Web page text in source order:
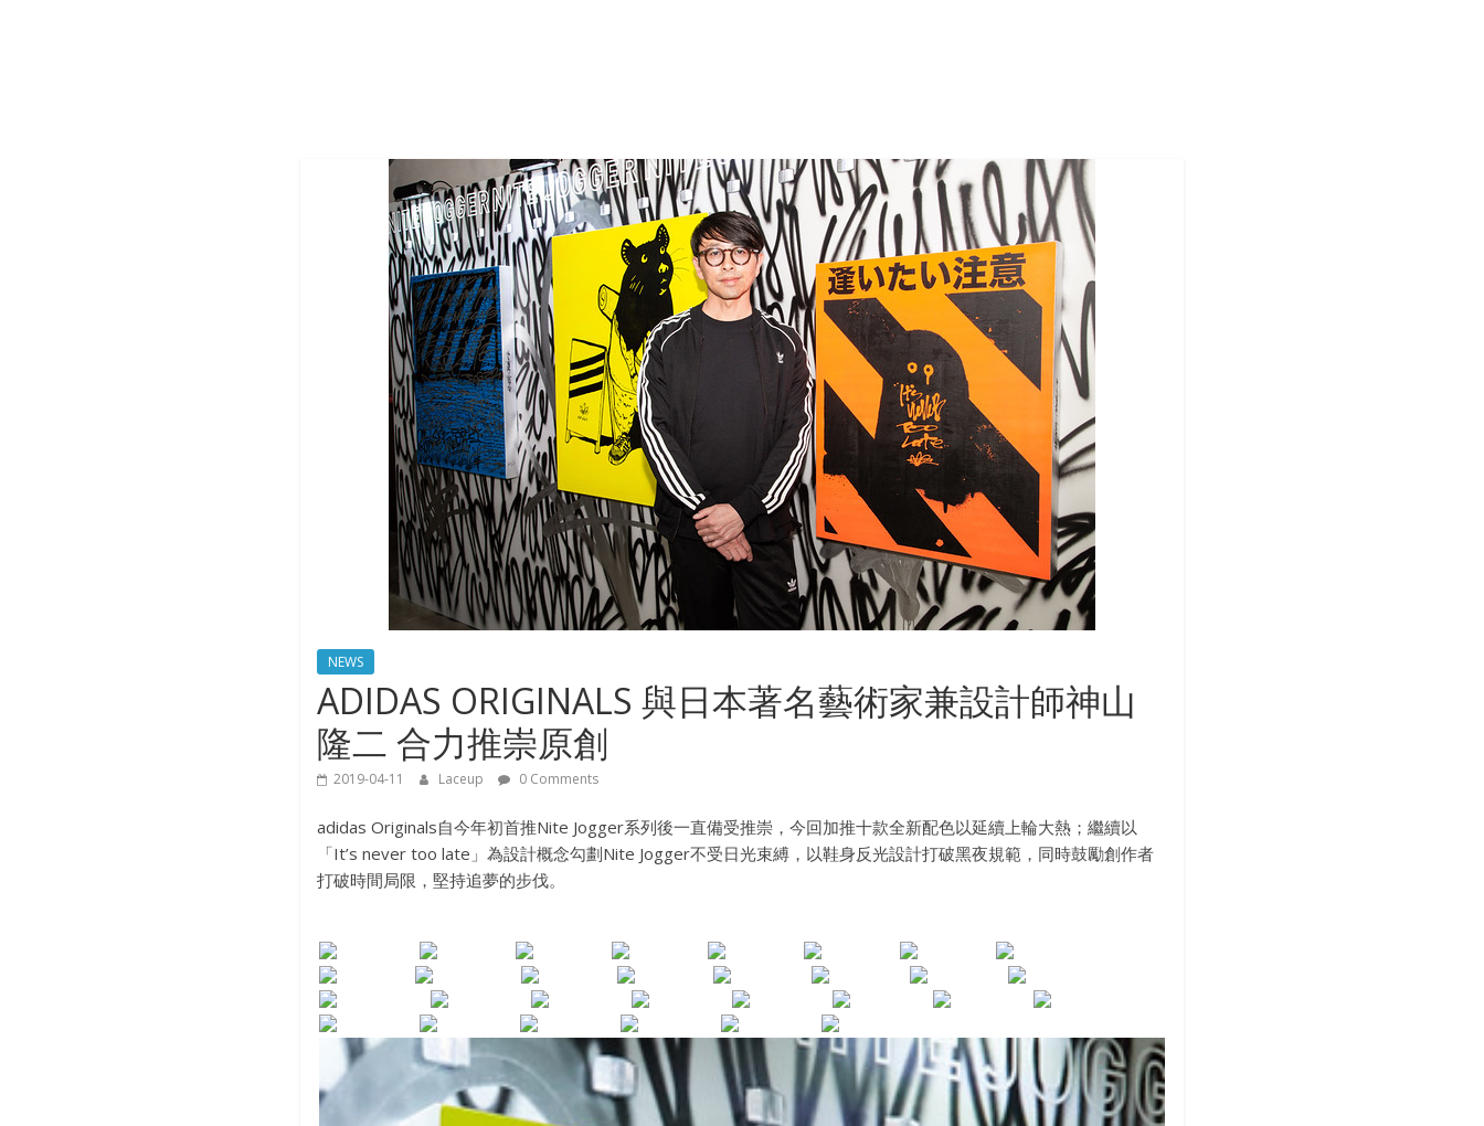
NEWS
ADIDAS ORIGINALS 與日本著名藝術家兼設計師神山
隆二 合力推崇原創
2019-04-11 Laceup 0 Comments
adidas Originals自今年初首推Nite Jogger系列後一直備受推崇，今回加推十款全新配色以延續上輪大熱；繼續以
「It’s never too late」為設計概念勾劃Nite Jogger不受日光束縛，以鞋身反光設計打破黑夜規範，同時鼓勵創作者
打破時間局限，堅持追夢的步伐。